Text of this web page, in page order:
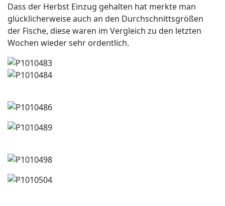
Dass der Herbst Einzug gehalten hat merkte man
glücklicherweise auch an den Durchschnittsgrößen
der Fische, diese waren im Vergleich zu den letzten
Wochen wieder sehr ordentlich.